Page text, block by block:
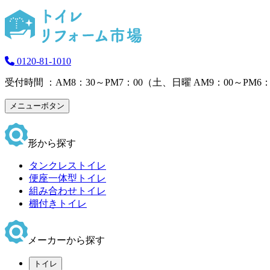
0120-81-1010
受付時間 ：AM8：30～PM7：00（土、日曜 AM9：00～PM6
メニューボタン
形から探す
タンクレストイレ
便座一体型トイレ
組み合わせトイレ
棚付きトイレ
メーカーから探す
トイレ